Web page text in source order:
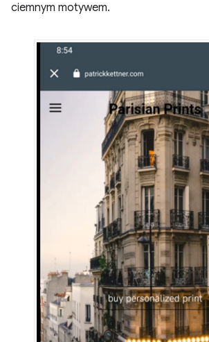
ciemnym motywem.